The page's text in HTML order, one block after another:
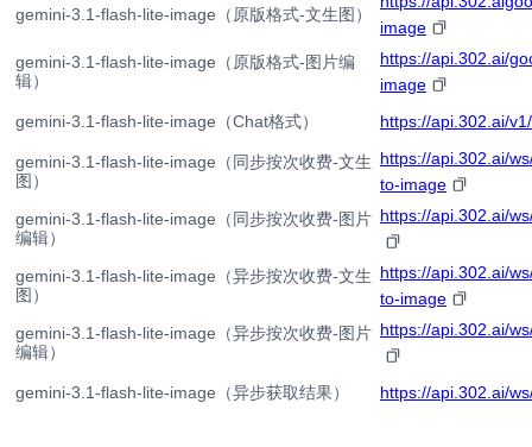
gemini-3.1-flash-lite-image（原版格式-文生图）
image
gemini-3.1-flash-lite-image（原版格式-图片编
辑）
https://api.302.ai/
image
gemini-3.1-flash-lite-image（Chat格式）
https://api.302.ai/
gemini-3.1-flash-lite-image（同步按次收费-文生
图）
https://api.302.ai/
to-image
gemini-3.1-flash-lite-image（同步按次收费-图片
编辑）
https://api.302.ai/
gemini-3.1-flash-lite-image（异步按次收费-文生
图）
https://api.302.ai/
to-image
gemini-3.1-flash-lite-image（异步按次收费-图片
编辑）
https://api.302.ai/
gemini-3.1-flash-lite-image（异步获取结果） https://api.302.ai/